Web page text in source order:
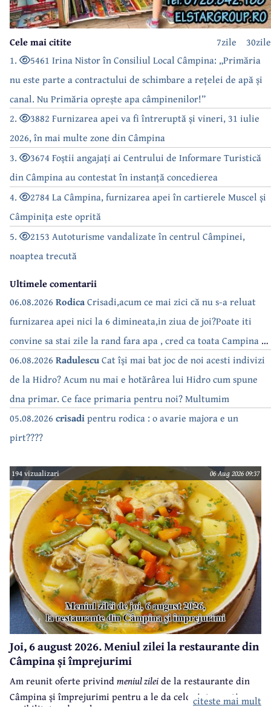
30zile
7zile
Cele mai citite
1.
5461 Irina Nistor în Consiliul Local Câmpina: „Primăria
nu este parte a contractului de schimbare a rețelei de apă și
canal. Nu Primăria oprește apa câmpinenilor!”
2.
3882 Furnizarea apei va fi întreruptă și vineri, 31 iulie
2026, în mai multe zone din Câmpina
3.
3674 Foștii angajați ai Centrului de Informare Turistică
din Câmpina au contestat în instanță concedierea
4.
2784 La Câmpina, furnizarea apei în cartierele Muscel și
Câmpinița este oprită
5.
2153 Autoturisme vandalizate în centrul Câmpinei,
noaptea trecută
Ultimele comentarii
06.08.2026 RodicaCrisadi,acum ce mai zici că nu s-a reluat
furnizarea apei nici la 6 dimineata,in ziua de joi?Poate iti
convine sa stai zile la rand fara apa , cred ca toata Campina s-
a săturat de cate ori se tot oprește apa!!
06.08.2026 RadulescuCat își mai bat joc de noi acesti indivizi
de la Hidro? Acum nu mai e hotărârea lui Hidro cum spune
dna primar. Ce face primaria pentru noi? Multumim
05.08.2026 crisadipentru rodica : o avarie majora e un
pirt????
194 vizualizari 06 Aug 2026 09:37
Joi, 6 august 2026. Meniul zilei la restaurante din
Câmpina și împrejurimi
Am reunit oferte privindmeniul zileide la restaurante din
Câmpina și împrejurimi pentru a le da celor interesați
posibilitatea de a alege.
citeste mai mult